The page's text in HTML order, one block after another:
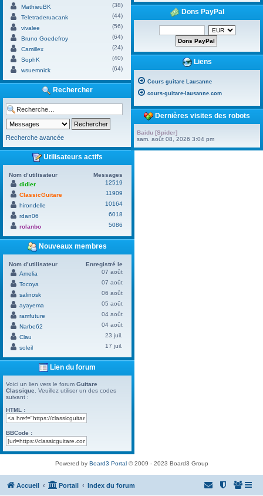
MathieuBK
(38)
Teletraderuacank
(44)
vivalee
(56)
Bruno Goedefroy
(64)
Camillex
(24)
SophK
(40)
wsuemnick
(64)
Rechercher
Recherche avancée
Utilisateurs actifs
Nom d’utilisateur
Messages
didier
12519
ClassicGuitare
11909
hirondelle
10164
rdan06
6018
rolanbo
5086
Nouveaux membres
Nom d’utilisateur
Enregistré le
Amelia
07 août
Tocoya
07 août
salinosk
06 août
ayayema
05 août
ramfuture
04 août
Narbe62
04 août
Clau
23 juil.
soleil
17 juil.
Lien du forum
Voici un lien vers le forum Guitare
Classique . Veuillez utiliser un des codes
suivant :
HTML :
BBCode :
Dons PayPal
Liens
Cours guitare Lausanne
cours-guitare-lausanne.com
Dernières visites des robots
Baidu [Spider]
sam. août 08, 2026 3:04 pm
Powered by Board3 Portal© 2009 - 2023 Board3 Group
Accueil Portail Index du forum